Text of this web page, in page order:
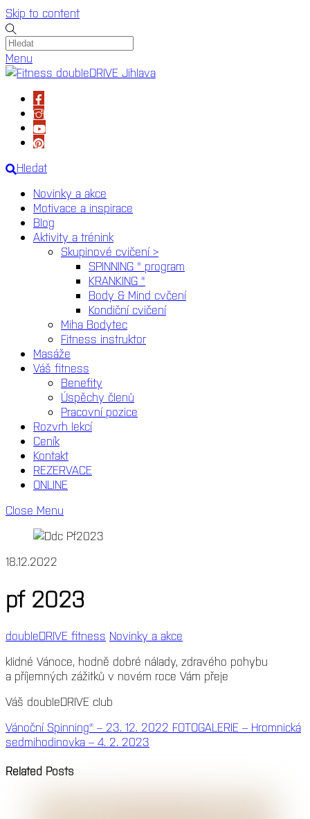
Skip to content
Menu
Hledat
Novinky a akce
Motivace a inspirace
Blog
Aktivity a trénink
Skupinové cvičení >
SPINNING ® program
KRANKING ®
Body & Mind cvčení
Kondiční cvičení
Miha Bodytec
Fitness instruktor
Masáže
Váš fitness
Benefity
Úspěchy členů
Pracovní pozice
Rozvrh lekcí
Ceník
Kontakt
REZERVACE
ONLINE
Close Menu
18.12.2022
pf 2023
doubleDRIVE fitness Novinky a akce
klidné Vánoce, hodně dobré nálady, zdravého pohybu
a příjemných zážitků v novém roce Vám přeje
Váš doubleDRIVE club
Vánoční Spinning® – 23. 12. 2022 FOTOGALERIE – Hromnická
sedmihodinovka – 4. 2. 2023
Related Posts